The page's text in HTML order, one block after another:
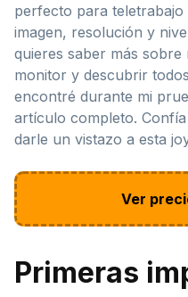
perfecto para teletrabajo
imagen, resolución y
quieres saber más sobre
monitor y descubrir
encontré durante mi
artículo completo.
darle un vistazo a esta
Ver
Primeras